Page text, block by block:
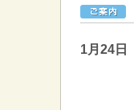
1月24日